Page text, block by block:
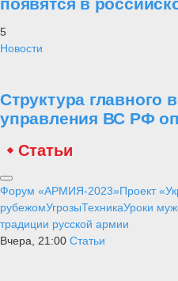
появятся в
5
Новости
Структура главного
управления ВС РФ
Статьи
Форум «АРМИЯ-2023»Проект
рубежомУгрозыТехникаУроки
традиции русской армии
Вчера, 21:00 Статьи